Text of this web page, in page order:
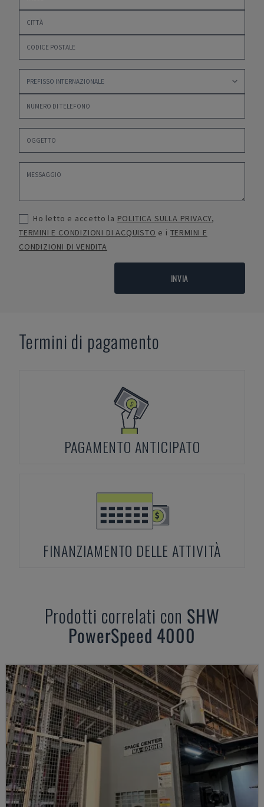
Ho letto e accetto la POLITICA SULLA PRIVACY,
TERMINI E CONDIZIONI DI ACQUISTO e i TERMINI E
CONDIZIONI DI VENDITA
INVIA
Termini di pagamento
PAGAMENTO ANTICIPATO
FINANZIAMENTO DELLE ATTIVITÀ
Prodotti correlati con SHW
PowerSpeed 4000